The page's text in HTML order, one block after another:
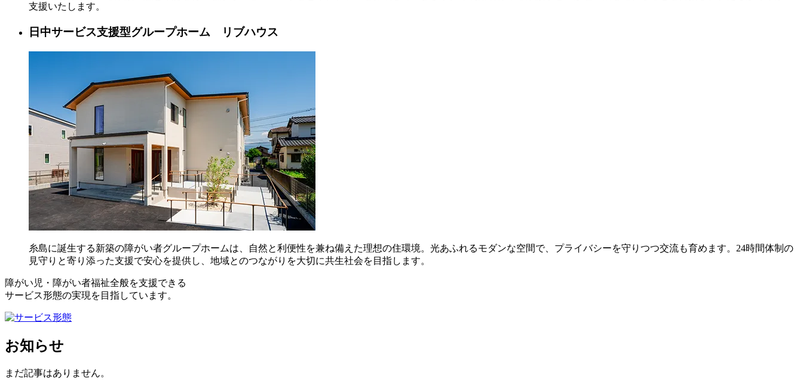
支援いたします。
日中サービス支援型グループホーム リブハウス
糸島に誕生する新築の障がい者グループホームは、自然と利便性を兼ね備えた理想の住環境。光あふれるモダンな空間で、プライバシーを守りつつ交流も育めます。24時間体制の
見守りと寄り添った支援で安心を提供し、地域とのつながりを大切に共生社会を目指します。
障がい児・障がい者福祉全般を支援できる
サービス形態の実現を目指しています。
お知らせ
まだ記事はありません。